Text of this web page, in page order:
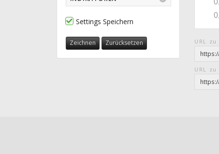
URL
URL
Settings Speichern
Zeichnen Zurücksetzen